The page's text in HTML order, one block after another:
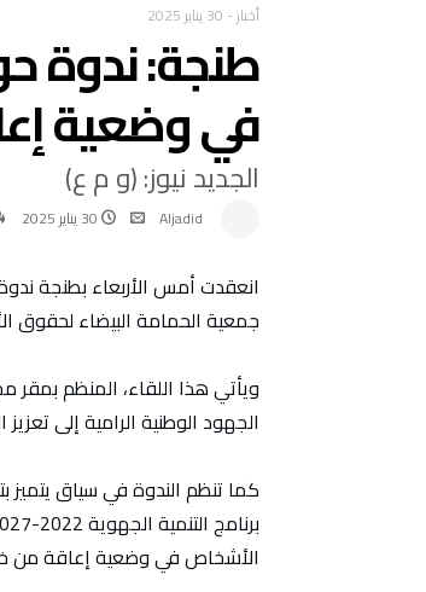
أخبار- 30 يناير 2025
طنجة: ندوة
في وضعية
الجديد نيوز: (و م ع)
Aljadid 30 يناير 2025
انعقدت أمس الأربعاء بطنجة
جمعية الحمامة البيضاء
ويأتي هذا اللقاء، المنظم
الجهود الوطنية الرامية إلى
كما تنظم الندوة في سياق يتميز
الأشخاص في وضعية إعاقة من